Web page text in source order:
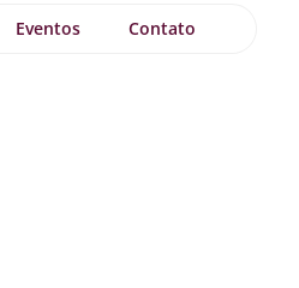
Eventos Contato